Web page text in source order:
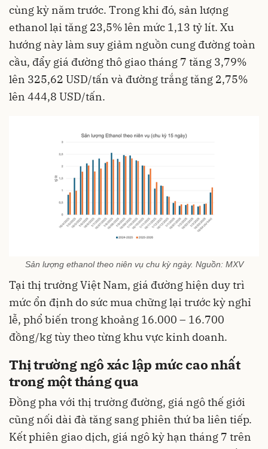
cùng kỳ năm trước. Trong khi đó, sản lượng
ethanol lại tăng 23,5% lên mức 1,13 tỷ lít. Xu
hướng này làm suy giảm nguồn cung đường toàn
cầu, đẩy giá đường thô giao tháng 7 tăng 3,79%
lên 325,62 USD/tấn và đường trắng tăng 2,75%
lên 444,8 USD/tấn.
Sản lượng ethanol theo niên vụ chu kỳ ngày. Nguồn: MXV
Tại thị trường Việt Nam, giá đường hiện duy trì
mức ổn định do sức mua chững lại trước kỳ nghỉ
lễ, phổ biến trong khoảng 16.000 – 16.700
đồng/kg tùy theo từng khu vực kinh doanh.
Thị trường ngô xác lập mức cao nhất
trong một tháng qua
Đồng pha với thị trường đường, giá ngô thế giới
cũng nối dài đà tăng sang phiên thứ ba liên tiếp.
Kết phiên giao dịch, giá ngô kỳ hạn tháng 7 trên